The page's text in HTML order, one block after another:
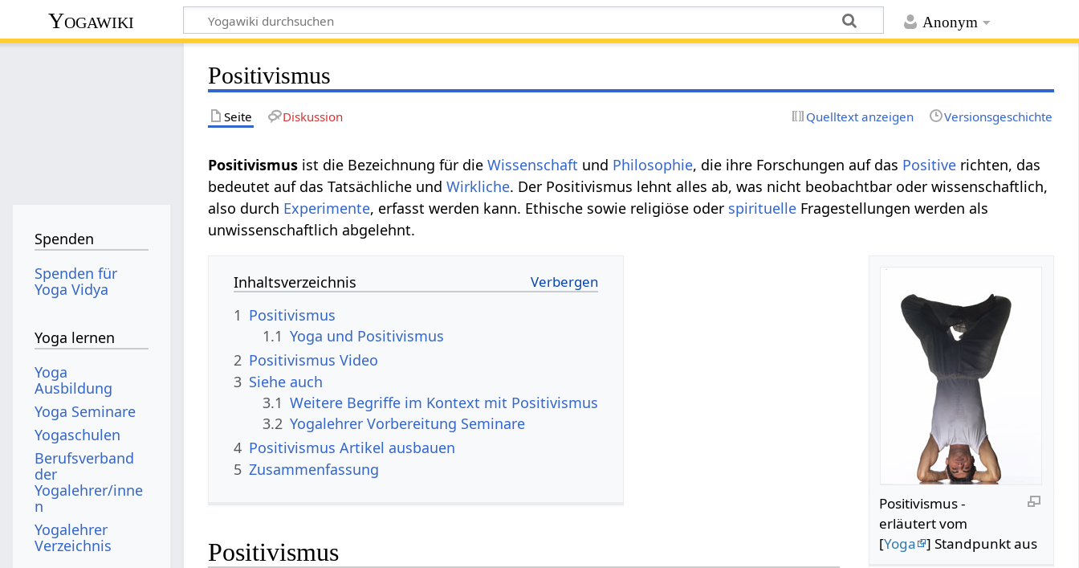
Anonym
Yogawiki
Positivismus
Seite Diskussion Quelltext anzeigen Versionsgeschichte
ist die Bezeichnung für dieWissenschaft und Philosophie, die ihre Forschungen auf das Positive richten, das
bedeutet auf das Tatsächliche undWirkliche. Der Positivismus lehnt alles ab, was nicht beobachtbar oder wissenschaftlich,
also durch Experimente, erfasst werden kann. Ethische sowie religiöse oder spirituelle Fragestellungen werden als
unwissenschaftlich abgelehnt.
Positivismus‏‎ -
erläutert vom
[Yoga ] Standpunkt aus
Inhaltsverzeichnis
1 Positivismus
1.1 Yoga und Positivismus
2
Positivismus‏‎ Video
3 Siehe auch
3.1
3.2 Yogalehrer Vorbereitung Seminare
4
Positivismus‏‎ Artikel ausbauen
5 Zusammenfassung
Positivismus
Spenden
Spenden für
Yoga Vidya
Yoga lernen
Yoga
Ausbildung
Yoga Seminare
Yogaschulen
Berufsverband
der
Yogalehrer/inne
n
Yogalehrer
Verzeichnis